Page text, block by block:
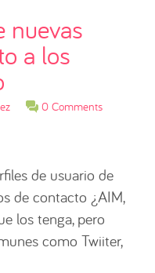
nuevas
a los
0 Comments
de usuario de
de contacto ¿AIM,
los tenga, pero
como Twiiter,